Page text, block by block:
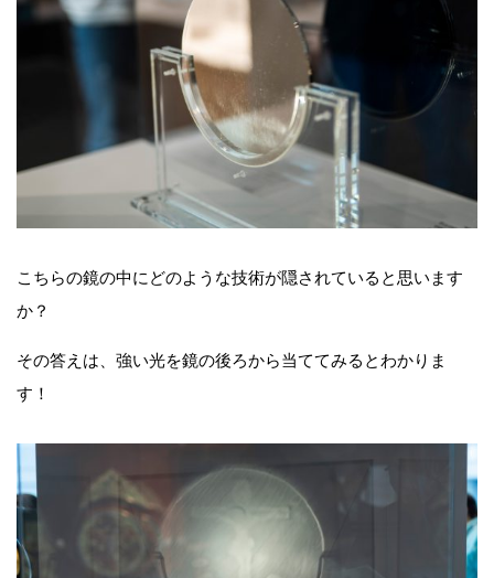
こちらの鏡の中にどのような技術が隠されていると思います
か？
その答えは、強い光を鏡の後ろから当ててみるとわかりま
す！